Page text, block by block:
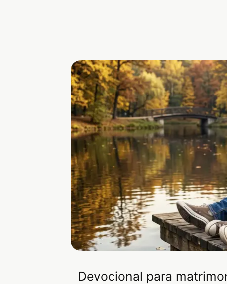
Devocional para